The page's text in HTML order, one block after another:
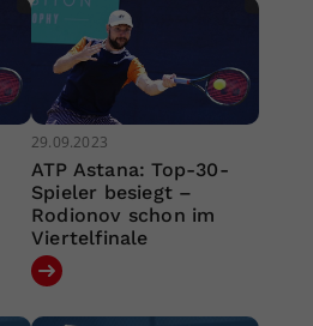
29.09.2023
ATP Astana: Top-30-
Spieler besiegt –
Rodionov schon im
Viertelfinale